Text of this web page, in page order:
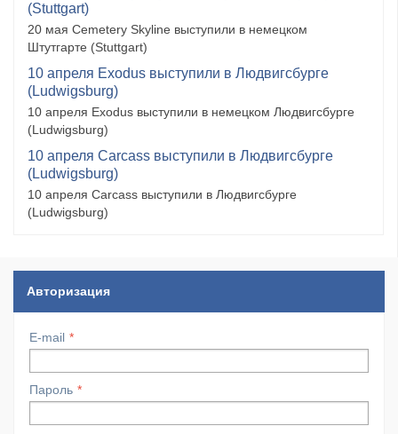
(Stuttgart)
20 мая Cemetery Skyline выступили в немецком
Штутгарте (Stuttgart)
10 апреля Exodus выступили в Людвигсбурге
(Ludwigsburg)
10 апреля Exodus выступили в немецком Людвигсбурге
(Ludwigsburg)
10 апреля Carcass выступили в Людвигсбурге
(Ludwigsburg)
10 апреля Carcass выступили в Людвигсбурге
(Ludwigsburg)
Авторизация
E-mail
Пароль